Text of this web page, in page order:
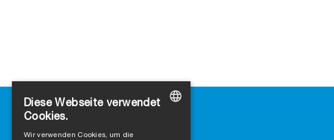
Diese Webseite verwendet
Cookies.
Wir verwenden Cookies, um die